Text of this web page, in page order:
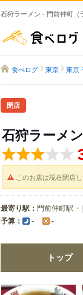
石狩ラーメン - 門前仲町（
食べログ 東京 東京
閉店
石狩ラーメン
このお店は現在閉店し
最寄り駅： 門前仲町駅
予算： - -
トップ